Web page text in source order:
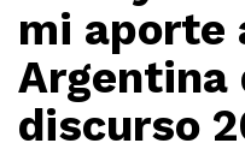
mi aporte
discurso